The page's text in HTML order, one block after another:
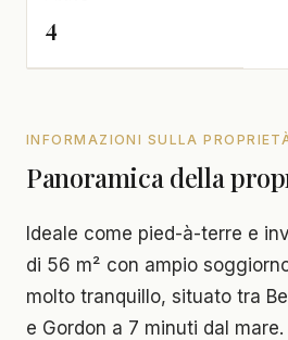
4
INFORMAZIONI SULLA
Panoramica della
Ideale come pied-à-terre e
di 56 m² con ampio
molto tranquillo, situato tra
e Gordon a 7 minuti dal